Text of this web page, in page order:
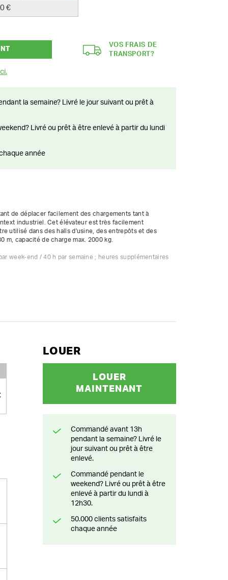
€
VOS FRAIS DE
TRANSPORT?
année
de déplacer facilement des chargements tant à
industriel. Cet élévateur est très facilement
utilisé dans des halls d'usine, des entrepôts et des
m, capacité de charge max. 2000 kg.
week-end / 40 h par semaine ; heures supplémentaires
LOUER
LOUER
MAINTENANT
Commandé avant 13h
pendant la semaine? Livré le
jour suivant ou prêt à être
enlevé.
Commandé pendant le
weekend? Livré ou prêt à être
enlevé à partir du lundi à
12h30.
50.000 clients satisfaits
chaque année